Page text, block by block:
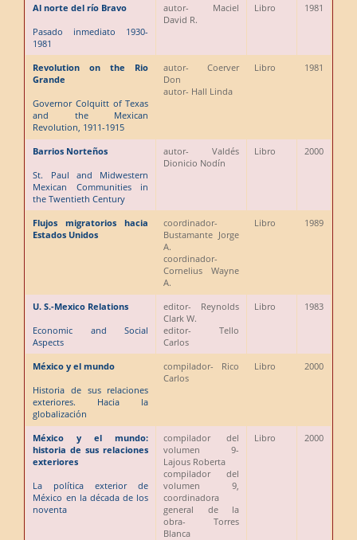
Al norte del río Bravo
Pasado inmediato 1930-
1981
autor- Maciel
David R.
Libro 1981
Revolution on the Rio
Grande
Governor Colquitt of Texas
and the Mexican
Revolution, 1911-1915
autor- Coerver
Don
autor- Hall Linda
Libro 1981
Barrios Norteños
St. Paul and Midwestern
Mexican Communities in
the Twentieth Century
autor- Valdés
Dionicio Nodín
Libro 2000
Flujos migratorios hacia
Estados Unidos
coordinador-
Bustamante Jorge
A.
coordinador-
Cornelius Wayne
A.
Libro 1989
U. S.-Mexico Relations
Economic and Social
Aspects
editor- Reynolds
Clark W.
editor- Tello
Carlos
Libro 1983
México y el mundo
Historia de sus relaciones
exteriores. Hacia la
globalización
compilador- Rico
Carlos
Libro 2000
México y el mundo:
historia de sus relaciones
exteriores
La política exterior de
México en la década de los
noventa
compilador del
volumen 9-
Lajous Roberta
compilador del
volumen 9,
coordinadora
general de la
obra- Torres
Blanca
Libro 2000